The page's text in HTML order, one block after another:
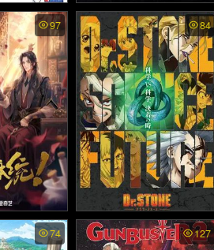
Ohki พา
บเพื่อนต่าง
Hack Quantum พากย์ไทย -
ซากุยะ คนทะลุเกมส์ (201
0)
97
How Dar
ย - ทะลุมิติต
84
Dr. Stone Science Future
พากย์ไทย - ดอกเตอร์สโตน
74 127